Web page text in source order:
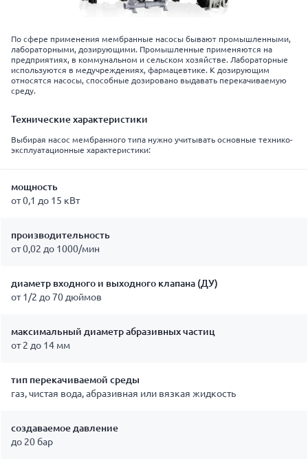
По сфере применения мембранные насосы бывают промышленными,
лабораторными, дозирующими. Промышленные применяются на
предприятиях, в коммунальном и сельском хозяйстве. Лабораторные
используются в медучреждениях, фармацевтике. К дозирующим
относятся насосы, способные дозировано выдавать перекачиваемую
среду.
Технические характеристики
Выбирая насос мембранного типа нужно учитывать основные технико-
эксплуатационные характеристики:
мощность
от 0,1 до 15 кВт
производительность
от 0,02 до 1000/мин
диаметр входного и выходного клапана (ДУ)
от 1/2 до 70 дюймов
максимальный диаметр абразивных частиц
от 2 до 14 мм
тип перекачиваемой среды
газ, чистая вода, абразивная или вязкая жидкость
создаваемое давление
до 20 бар